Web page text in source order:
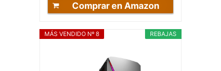
Comprar en Amazon
REBAJAS
MÁS VENDIDO Nº 8